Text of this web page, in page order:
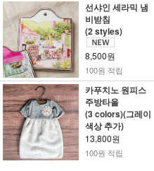
선샤인 세라믹 냄
비받침
(2 styles)
8,500원
100원 적립
카푸치노 원피스
주방타올
(3 colors)(그레이
색상 추가)
13,800원
100원 적립